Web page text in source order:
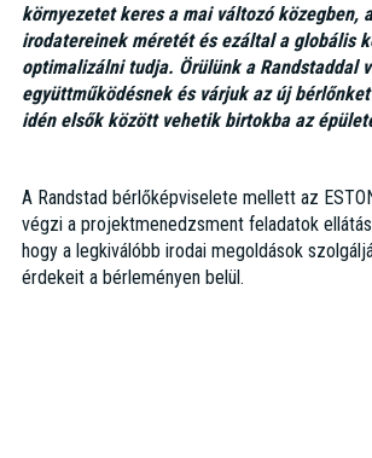
környezetet keres a mai változó közegben,
irodatereinek méretét és ezáltal a globális
optimalizálni tudja. Örülünk a Randstaddal
együttműködésnek és várjuk az új
idén elsők között vehetik birtokba az
A Randstad bérlőképviselete mellett az
végzi a projektmenedzsment feladatok
hogy a legkiválóbb irodai megoldások
érdekeit a bérleményen belül.